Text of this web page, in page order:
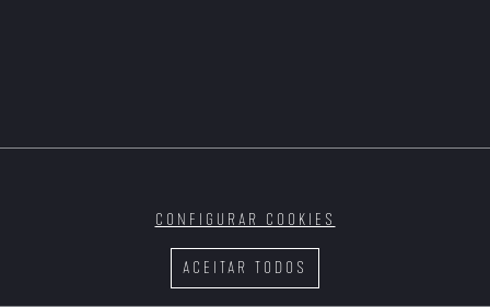
ACEITAR TODOS
CONFIGURAR COOKIES
(Versão do
Realizador)
Teatro da
Cornucópia
As Portas do